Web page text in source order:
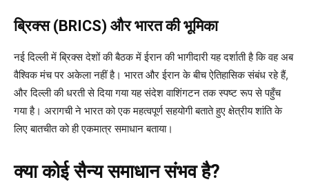
ब्रिक्स (BRICS) और भारत की भूमिका
नई दिल्ली में ब्रिक्स देशों की बैठक में ईरान की भागीदारी यह दर्शाती है कि वह अब
वैश्विक मंच पर अकेला नहीं है। भारत और ईरान के बीच ऐतिहासिक संबंध रहे हैं,
और दिल्ली की धरती से दिया गया यह संदेश वाशिंगटन तक स्पष्ट रूप से पहुँच
गया है। अरागची ने भारत को एक महत्वपूर्ण सहयोगी बताते हुए क्षेत्रीय शांति के
लिए बातचीत को ही एकमात्र समाधान बताया।
क्या कोई सैन्य समाधान संभव है?